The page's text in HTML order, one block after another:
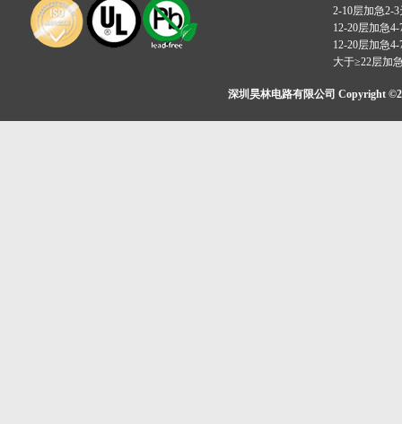
2-10层加急2-3
12-20层加急4-
12-20层加急4-
大于≥22层加
深圳昊林电路有限公司 Copyright